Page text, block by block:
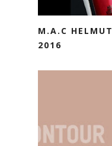
M.A.C
2016